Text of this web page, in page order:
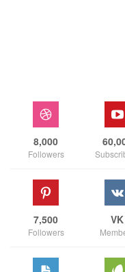
8,000
Followers
VK
7,500
Followers